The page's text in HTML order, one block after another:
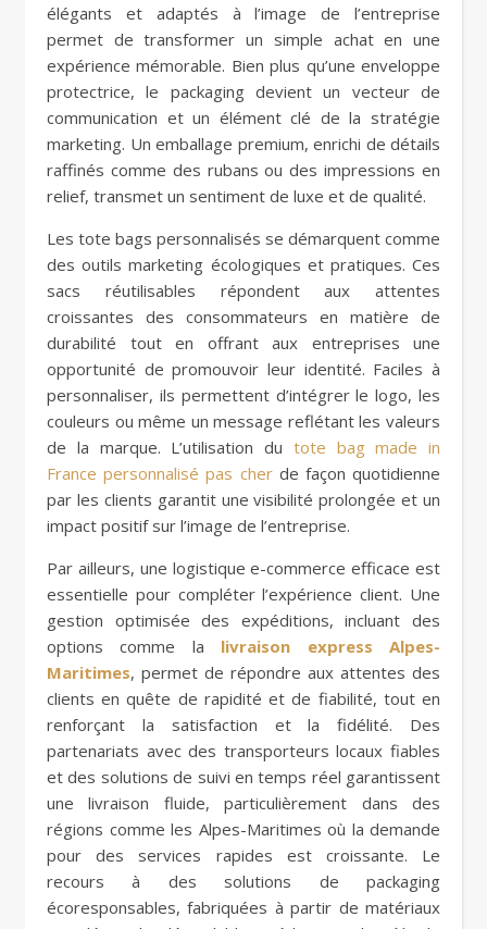
élégants et adaptés à l’image de l’entreprise
permet de transformer un simple achat en une
expérience mémorable. Bien plus qu’une enveloppe
protectrice, le packaging devient un vecteur de
communication et un élément clé de la stratégie
marketing. Un emballage premium, enrichi de détails
raffinés comme des rubans ou des impressions en
relief, transmet un sentiment de luxe et de qualité.
Les tote bags personnalisés se démarquent comme
des outils marketing écologiques et pratiques. Ces
sacs réutilisables répondent aux attentes
croissantes des consommateurs en matière de
durabilité tout en offrant aux entreprises une
opportunité de promouvoir leur identité. Faciles à
personnaliser, ils permettent d’intégrer le logo, les
couleurs ou même un message reflétant les valeurs
de la marque. L’utilisation du tote bag made in
France personnalisé pas cherde façon quotidienne
par les clients garantit une visibilité prolongée et un
impact positif sur l’image de l’entreprise.
Par ailleurs, une logistique e-commerce efficace est
essentielle pour compléter l’expérience client. Une
gestion optimisée des expéditions, incluant des
options comme la livraison express Alpes-
Maritimes, permet de répondre aux attentes des
clients en quête de rapidité et de fiabilité, tout en
renforçant la satisfaction et la fidélité. Des
partenariats avec des transporteurs locaux fiables
et des solutions de suivi en temps réel garantissent
une livraison fluide, particulièrement dans des
régions comme les Alpes-Maritimes où la demande
pour des services rapides est croissante. Le
recours à des solutions de packaging
écoresponsables, fabriquées à partir de matériaux